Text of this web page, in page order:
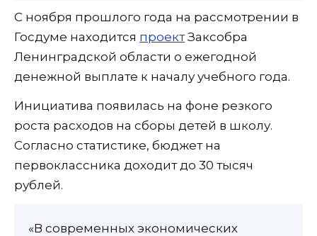
С ноября прошлого года на рассмотрении в
Госдуме находится проектЗаксобра
Ленинградской области о ежегодной
денежной выплате к началу учебного года.
Инициатива появилась на фоне резкого
роста расходов на сборы детей в школу.
Согласно статистике, бюджет на
первоклассника доходит до 30 тысяч
рублей.
«В современных экономических